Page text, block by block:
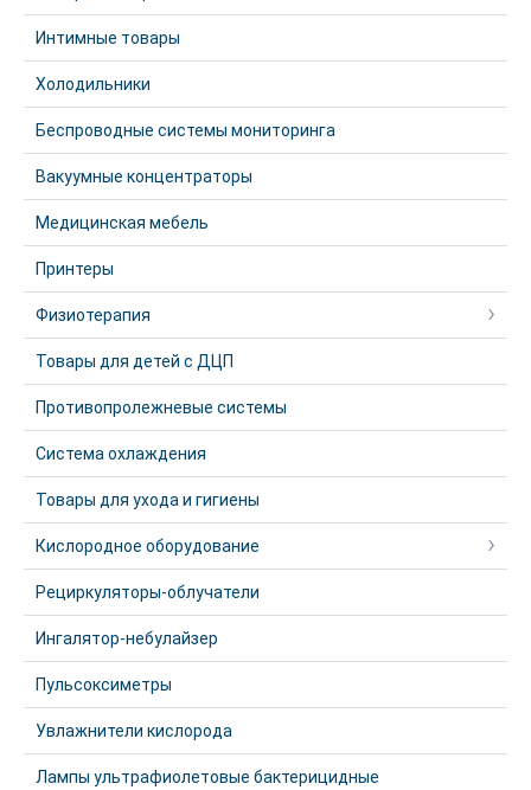
Интимные товары
Холодильники
Беспроводные системы мониторинга
Вакуумные концентраторы
Медицинская мебель
Принтеры
Физиотерапия
Товары для детей с ДЦП
Противопролежневые системы
Система охлаждения
Товары для ухода и гигиены
Кислородное оборудование
Рециркуляторы-облучатели
Ингалятор-небулайзер
Пульсоксиметры
Увлажнители кислорода
Лампы ультрафиолетовые бактерицидные